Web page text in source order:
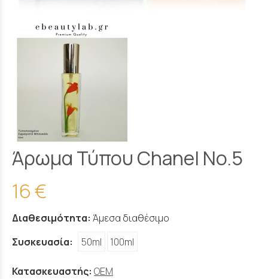
Άρωμα Τύπου Chanel No.5
16 €
Διαθεσιμότητα: Άμεσα διαθέσιμο
Συσκευασία:
50ml 100ml
Κατασκευαστής: OEM